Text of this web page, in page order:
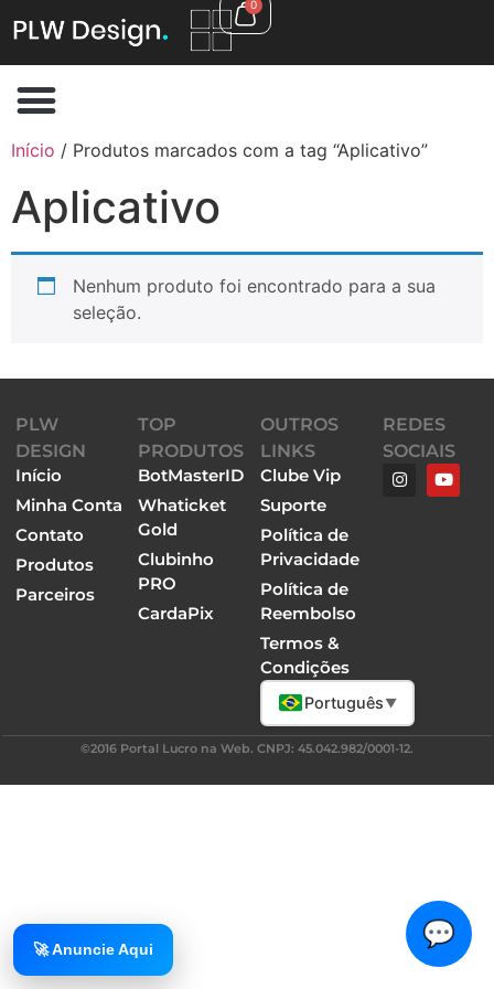
0
Início / Produtos marcados com a tag “Aplicativo”
Aplicativo
Nenhum produto foi encontrado para a sua
seleção.
PLW
DESIGN
Início
Minha Conta
Contato
Produtos
Parceiros
TOP
PRODUTOS
BotMasterID
Whaticket
Gold
Clubinho
PRO
CardaPix
💬
OUTROS
LINKS
Clube Vip
Suporte
Política de
Privacidade
Política de
Reembolso
Termos &
Condições
Português ▼
REDES
SOCIAIS
©2016 Portal Lucro na Web. CNPJ: 45.042.982/0001-12.
🚀 Anuncie Aqui